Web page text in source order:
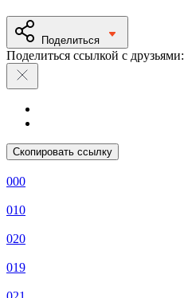
Поделиться
Поделиться ссылкой с друзьями:
Скопировать ссылку
000
010
020
019